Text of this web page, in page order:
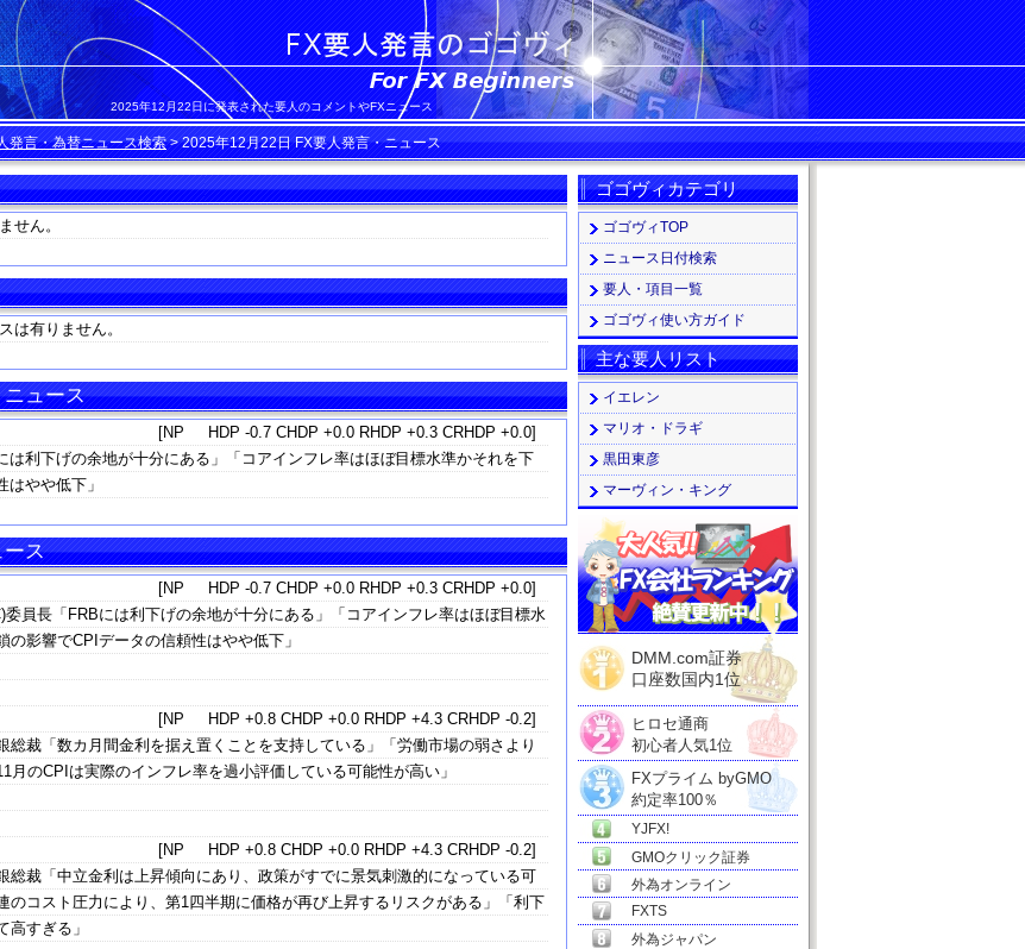
2025年12月22日に発表された要人のコメントやFXニュース
発言・為替ニュース検索>2025年12月22日 FX要人発言・ニュース
せん。
は有りません。
ニュース
[NP HDP -0.7 CHDP +0.0 RHDP +0.3 CRHDP +0.0]
は利下げの余地が十分にある」「コアインフレ率はほぼ目標水準かそれを下
やや低下」
ース
[NP HDP -0.7 CHDP +0.0 RHDP +0.3 CRHDP +0.0]
委員長「FRBには利下げの余地が十分にある」「コアインフレ率はほぼ目標水
影響でCPIデータの信頼性はやや低下」
[NP HDP +0.8 CHDP +0.0 RHDP +4.3 CRHDP -0.2]
総裁「数カ月間金利を据え置くことを支持している」「労働市場の弱さより
月のCPIは実際のインフレ率を過小評価している可能性が高い」
[NP HDP +0.8 CHDP +0.0 RHDP +4.3 CRHDP -0.2]
総裁「中立金利は上昇傾向にあり、政策がすでに景気刺激的になっている可
のコスト圧力により、第1四半期に価格が再び上昇するリスクがある」「利下
高すぎる」
ゴゴヴィカテゴリ
ゴゴヴィTOP
ニュース日付検索
要人・項目一覧
ゴゴヴィ使い方ガイド
主な要人リスト
イエレン
マリオ・ドラギ
黒田東彦
マーヴィン・キング
DMM.com証券
口座数国内1位
ヒロセ通商
初心者人気1位
FXプライム byGMO
約定率100％
YJFX!
GMOクリック証券
外為オンライン
FXTS
外為ジャパン